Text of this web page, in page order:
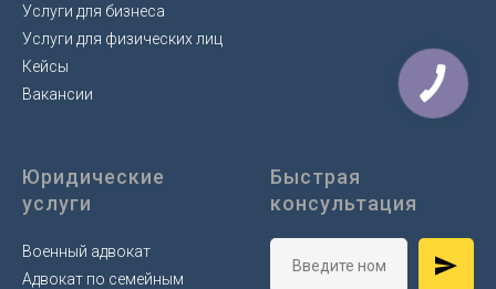
Услуги для бизнеса
Услуги для физических лиц
Кейсы
Вакансии
Юридические
услуги
Военный адвокат
Адвокат по семейным
Быстрая
консультация